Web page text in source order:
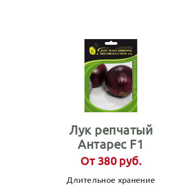
Лук репчатый
Антарес F1
От 380 руб.
Длительное хранение